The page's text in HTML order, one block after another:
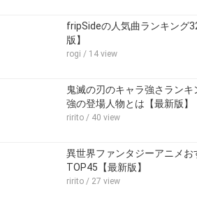
fripSideの人気曲ランキング
版】
rogi / 14 view
鬼滅の刃のキャラ強さラン
強の登場人物とは【最新版】
ririto / 40 view
異世界ファンタジーアニメお
TOP45【最新版】
ririto / 27 view